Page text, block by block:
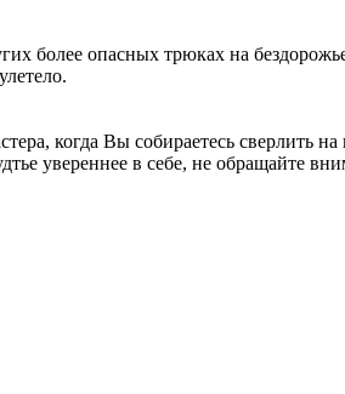
более опасных трюках на
когда Вы собираетесь сверлить
увереннее в себе, не обращайте